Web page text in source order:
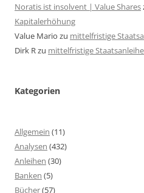
Noratis ist insolvent | Value Shares
Kapitalerhöhung
Value Mario zu mittelfristige
Dirk Rzu mittelfristige
Kategorien
Allgemein (11)
Analysen (432)
Anleihen (30)
Banken (5)
Bücher(57)